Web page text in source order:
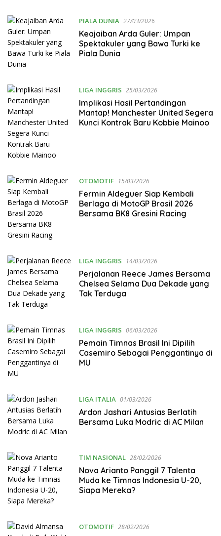
PIALA DUNIA 27/03/2026
Keajaiban Arda Guler: Umpan
Spektakuler yang Bawa Turki ke
Piala Dunia
LIGA INGGRIS 25/03/2026
Implikasi Hasil Pertandingan
Mantap! Manchester United Segera
Kunci Kontrak Baru Kobbie Mainoo
OTOMOTIF 15/03/2026
Fermin Aldeguer Siap Kembali
Berlaga di MotoGP Brasil 2026
Bersama BK8 Gresini Racing
LIGA INGGRIS 14/03/2026
Perjalanan Reece James Bersama
Chelsea Selama Dua Dekade yang
Tak Terduga
LIGA INGGRIS 06/03/2026
Pemain Timnas Brasil Ini Dipilih
Casemiro Sebagai Penggantinya di
MU
LIGA ITALIA 01/03/2026
Ardon Jashari Antusias Berlatih
Bersama Luka Modric di AC Milan
TIM NASIONAL 28/02/2026
Nova Arianto Panggil 7 Talenta
Muda ke Timnas Indonesia U-20,
Siapa Mereka?
OTOMOTIF 28/02/2026